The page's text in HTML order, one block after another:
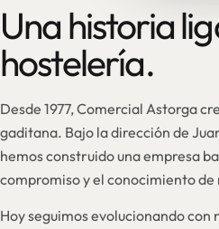
Una historia
hostelería.
Desde 1977, Comercial Astorga
gaditana. Bajo la dirección de
hemos construido una empresa
compromiso y el conocimiento de
Hoy seguimos evolucionando con